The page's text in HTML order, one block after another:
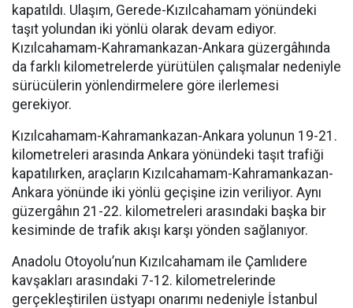
kapatıldı. Ulaşım, Gerede-Kızılcahamam yönündeki
taşıt yolundan iki yönlü olarak devam ediyor.
Kızılcahamam-Kahramankazan-Ankara güzergâhında
da farklı kilometrelerde yürütülen çalışmalar nedeniyle
sürücülerin yönlendirmelere göre ilerlemesi
gerekiyor.
Kızılcahamam-Kahramankazan-Ankara yolunun 19-21.
kilometreleri arasında Ankara yönündeki taşıt trafiği
kapatılırken, araçların Kızılcahamam-Kahramankazan-
Ankara yönünde iki yönlü geçişine izin veriliyor. Aynı
güzergâhın 21-22. kilometreleri arasındaki başka bir
kesiminde de trafik akışı karşı yönden sağlanıyor.
Anadolu Otoyolu’nun Kızılcahamam ile Çamlıdere
kavşakları arasındaki 7-12. kilometrelerinde
gerçekleştirilen üstyapı onarımı nedeniyle İstanbul